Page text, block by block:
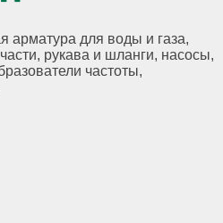
арматура для воды и газа,
рукава и шланги, насосы,
частоты,